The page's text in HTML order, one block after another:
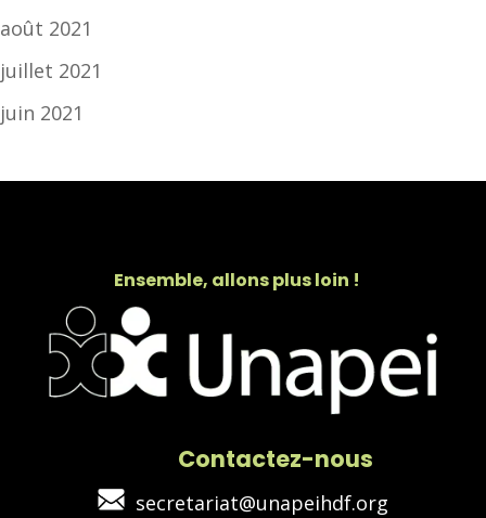
août 2021
juillet 2021
juin 2021
Ensemble, allons plus loin !
Contactez-nous
secretariat@unapeihdf.org